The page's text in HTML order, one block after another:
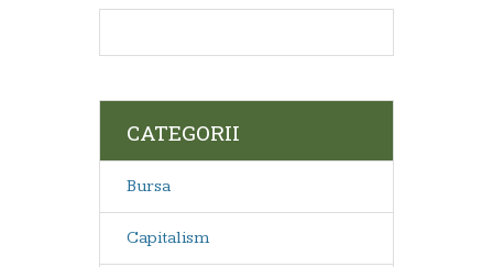
CATEGORII
Bursa
Capitalism